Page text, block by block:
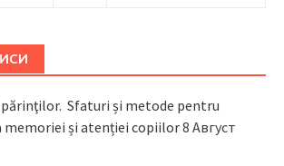
Sfaturi și metode pentru
și atenției copiilor8 Август